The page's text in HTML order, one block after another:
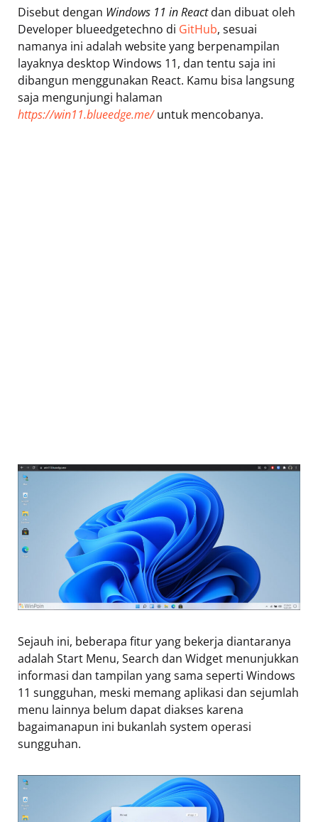
Disebut dengan Windows 11 in Reactdan dibuat oleh
Developer blueedgetechno di GitHub, sesuai
namanya ini adalah website yang berpenampilan
layaknya desktop Windows 11, dan tentu saja ini
dibangun menggunakan React. Kamu bisa langsung
saja mengunjungi halaman
https://win11.blueedge.me/untuk mencobanya.
Sejauh ini, beberapa fitur yang bekerja diantaranya
adalah Start Menu, Search dan Widget menunjukkan
informasi dan tampilan yang sama seperti Windows
11 sungguhan, meski memang aplikasi dan sejumlah
menu lainnya belum dapat diakses karena
bagaimanapun ini bukanlah system operasi
sungguhan.